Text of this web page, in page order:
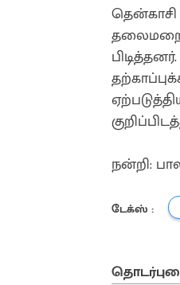
நன்றி:
டேக்ஸ் :